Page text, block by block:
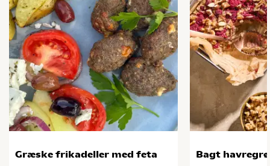
Græske frikadeller med feta Bagt